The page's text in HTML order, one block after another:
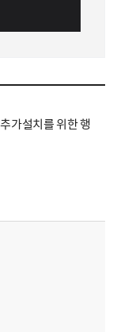
가설치를 위한 행